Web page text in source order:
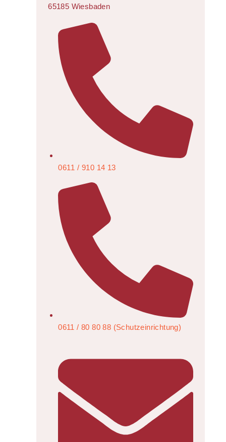
65185 Wiesbaden
0611 / 910 14 13
0611 / 80 80 88 (Schutzeinrichtung)